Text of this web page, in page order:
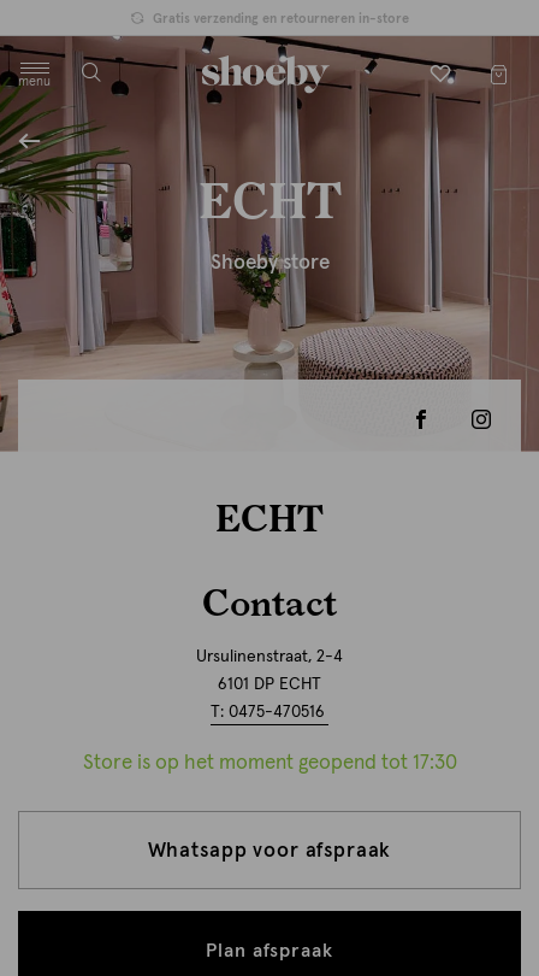
Gratis verzending en retourneren in-store
menu
label.header.toggle
ECHT
Shoeby store
ECHT
Contact
Ursulinenstraat, 2-4
6101 DP ECHT
T: 0475-470516
Store is op het moment geopend tot 17:30
Whatsapp voor afspraak
Plan afspraak